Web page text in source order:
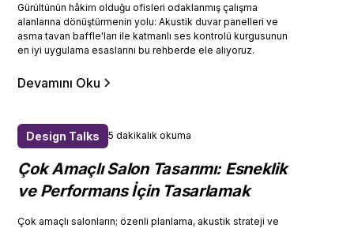
Gürültünün hâkim olduğu ofisleri odaklanmış çalışma
alanlarına dönüştürmenin yolu: Akustik duvar panelleri ve
asma tavan baffle'ları ile katmanlı ses kontrolü kurgusunun
en iyi uygulama esaslarını bu rehberde ele alıyoruz.
Devamını Oku
Design Talks 5 dakikalık okuma
Çok Amaçlı Salon Tasarımı: Esneklik
ve Performans İçin Tasarlamak
Çok amaçlı salonların; özenli planlama, akustik strateji ve